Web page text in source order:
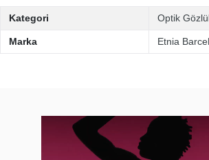
Kategori Optik
Marka Etnia